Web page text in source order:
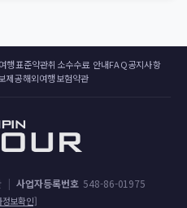
행표준약관취소수수료 안내FAQ공지사항
제공해외여행보험약관
| 사업자등록번호 548-86-01975
보확인]